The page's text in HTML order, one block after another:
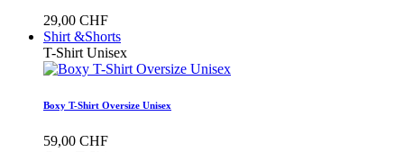
29,00 CHF
Shirt &Shorts
T-Shirt Unisex
Boxy T-Shirt Oversize Unisex
59,00 CHF